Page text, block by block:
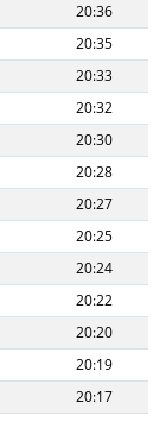
20:36
20:35
20:33
20:32
20:30
20:28
20:27
20:25
20:24
20:22
20:20
20:19
20:17